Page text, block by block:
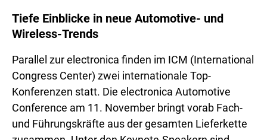
Tiefe Einblicke in neue Automotive- und
Wireless-Trends
Parallel zur electronica finden im ICM (International
Congress Center) zwei internationale Top-
Konferenzen statt. Die electronica Automotive
Conference am 11. November bringt vorab Fach-
und Führungskräfte aus der gesamten Lieferkette